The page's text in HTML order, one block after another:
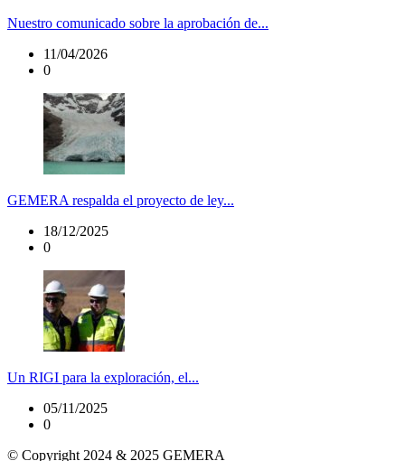
Nuestro comunicado sobre la aprobación de...
11/04/2026
0
GEMERA respalda el proyecto de ley...
18/12/2025
0
Un RIGI para la exploración, el...
05/11/2025
0
© Copyright 2024 & 2025 GEMERA